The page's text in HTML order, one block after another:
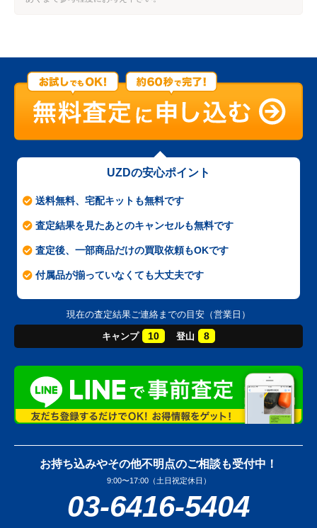
UZDの安心ポイント
送料無料、宅配キットも無料です
査定結果を見たあとのキャンセルも無料です
査定後、一部商品だけの買取依頼もOKです
付属品が揃っていなくても大丈夫です
現在の査定結果ご連絡までの目安（営業日）
キャンプ 10 登山 8
お持ち込みやその他不明点のご相談も受付中！
9:00〜17:00（土日祝定休日）
03-6416-5404